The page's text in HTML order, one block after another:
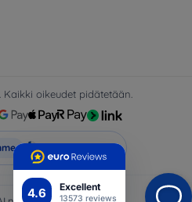
4.6 Excellent
13573 reviews
oikeudet pidätetään.
Top4Mobile.fi